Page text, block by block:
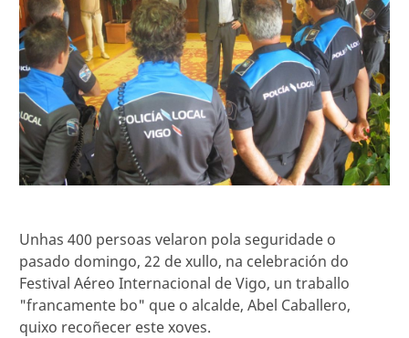
Unhas 400 persoas velaron pola seguridade o
pasado domingo, 22 de xullo, na celebración do
Festival Aéreo Internacional de Vigo, un traballo
"francamente bo" que o alcalde, Abel Caballero,
quixo recoñecer este xoves.